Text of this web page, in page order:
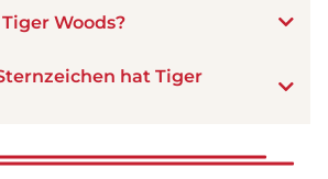
Woods?
hat Tiger